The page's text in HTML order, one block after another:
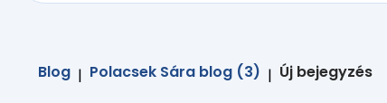
Blog | Polacsek Sára blog (3) | Új bejegyzés